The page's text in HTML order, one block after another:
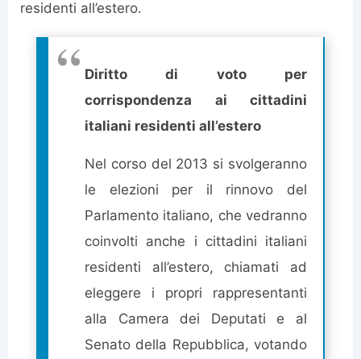
residenti all’estero.
Diritto di voto per
corrispondenza ai cittadini
italiani residenti all’estero
Nel corso del 2013 si svolgeranno
le elezioni per il rinnovo del
Parlamento italiano, che vedranno
coinvolti anche i cittadini italiani
residenti all’estero, chiamati ad
eleggere i propri rappresentanti
alla Camera dei Deputati e al
Senato della Repubblica, votando